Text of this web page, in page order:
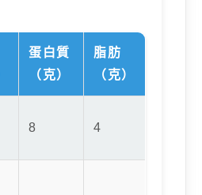
蛋白質
（克）
脂肪
（克）
8 4